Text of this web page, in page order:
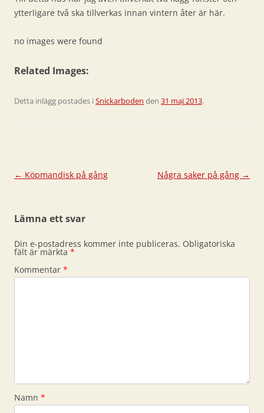
ytterligare två ska tillverkas innan vintern åter är här.
no images were found
Related Images:
Detta inlägg postades i Snickarboden den 31 maj 2013.
Inläggsnavigering
← Köpmandisk på gång Några saker på gång →
Lämna ett svar
Din e-postadress kommer inte publiceras. Obligatoriska
fält är märkta *
Kommentar *
Namn *